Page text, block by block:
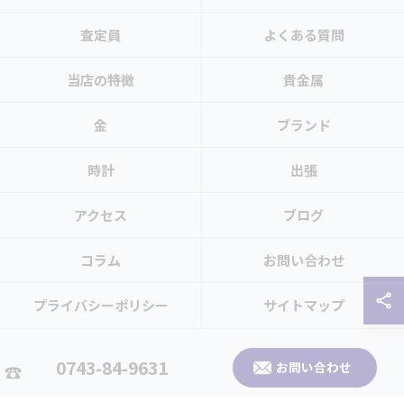
0743-84-9631 お問い合わせ
査定員 よくある質問
当店の特徴 貴金属
金 ブランド
時計 出張
アクセス ブログ
コラム お問い合わせ
プライバシーポリシー サイトマップ
© 2026 奈良県生駒市のお買取なら買取大吉 生駒北大和店 ALL RIGHTS